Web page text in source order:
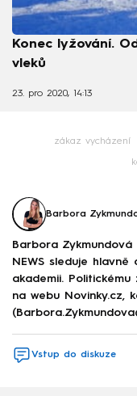
Konec lyžování.
vleků
23. pro 2020, 14:13
zákaz vycházení
Barbora
Barbora
NEWS sleduje
akademii.
na webu Novinky.cz,
Vstup do diskuze